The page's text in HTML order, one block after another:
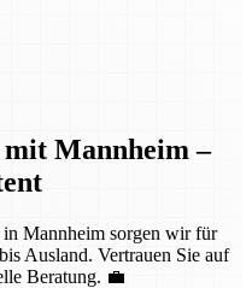
Mannheim –
in Mannheim sorgen wir für
Ausland. Vertrauen Sie auf
Beratung. 💼